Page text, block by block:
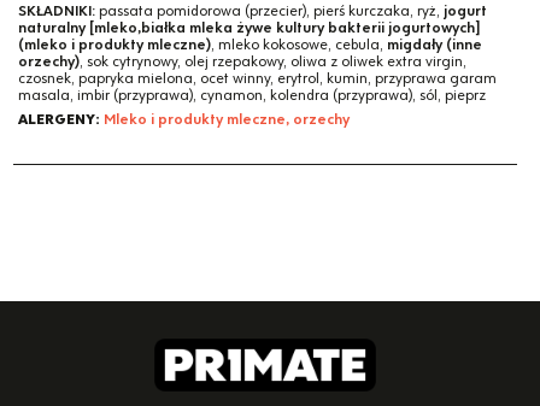
SKŁADNIKI: passata pomidorowa (przecier), pierś kurczaka, ryż, jogurt
naturalny [mleko,białka mleka żywe kultury bakterii jogurtowych]
(mleko i produkty mleczne), mleko kokosowe, cebula, migdały (inne
orzechy), sok cytrynowy, olej rzepakowy, oliwa z oliwek extra virgin,
czosnek, papryka mielona, ocet winny, erytrol, kumin, przyprawa garam
masala, imbir (przyprawa), cynamon, kolendra (przyprawa), sól, pieprz
ALERGENY: Mleko i produkty mleczne, orzechy